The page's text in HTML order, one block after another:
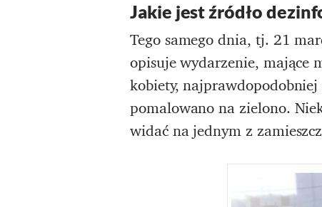
Jakie jest źródło
Tego samego dnia, tj. 21
opisuje wydarzenie, mające
kobiety,
pomalowano na zielono.
widać na jednym z